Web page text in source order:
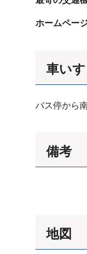
ホームペー
車い
バス停から
備考
地図